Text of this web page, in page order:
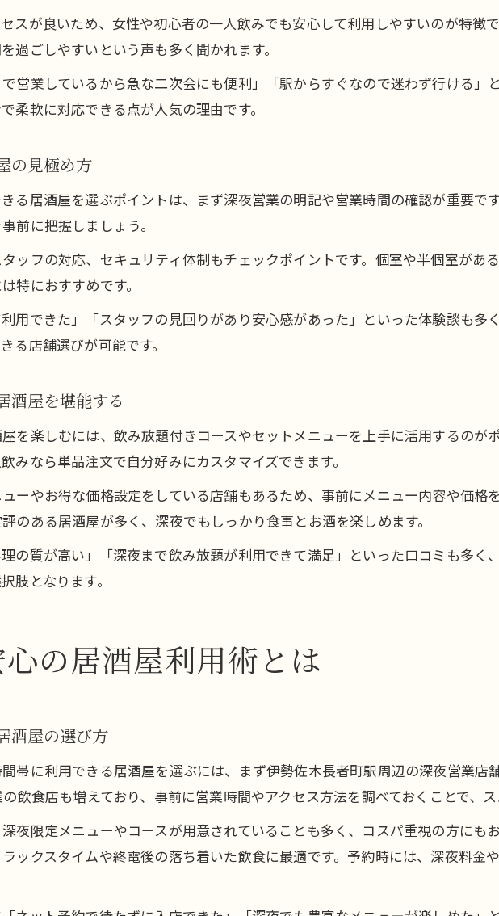
駅近で静かな深夜居酒屋の見つけ方
居酒屋で静かな夜を楽しむためのコツ
グループ利用に便利な深夜居酒屋の条件
スが良いため、女性や初心者の一人飲みでも安心して利用しやすいのが特徴
過ごしやすいという声も多く聞かれます。
営業しているから急な二次会にも便利」「駅からすぐなので迷わず行ける」
柔軟に対応できる点が人気の理由です。
の見極め方
る居酒屋を選ぶポイントは、まず深夜営業の明記や営業時間の確認が重要で
前に把握しましょう。
ッフの対応、セキュリティ体制もチェックポイントです。個室や半個室があ
特におすすめです。
利用できた」「スタッフの見回りがあり安心感があった」といった体験談も
る店舗選びが可能です。
酒屋を堪能する
を楽しむには、飲み放題付きコースやセットメニューを上手に活用するのが
みなら単品注文で自分好みにカスタマイズできます。
ーやお得な価格設定をしている店舗もあるため、事前にメニュー内容や価格
のある居酒屋が多く、深夜でもしっかり食事とお酒を楽しめます。
理の質が高い」「深夜まで飲み放題が利用できて満足」といった口コミも多
肢となります。
の居酒屋利用術とは
酒屋の選び方
帯に利用できる居酒屋を選ぶには、まず伊勢佐木長者町駅周辺の深夜営業店
飲食店も増えており、事前に営業時間やアクセス方法を調べておくことで、
夜限定メニューやコースが用意されていることも多く、コスパ重視の方にも
ックスタイムや終電後の落ち着いた飲食に最適です。予約時には、深夜料金
お問い合わせはこちら
お問い合わせはこちら